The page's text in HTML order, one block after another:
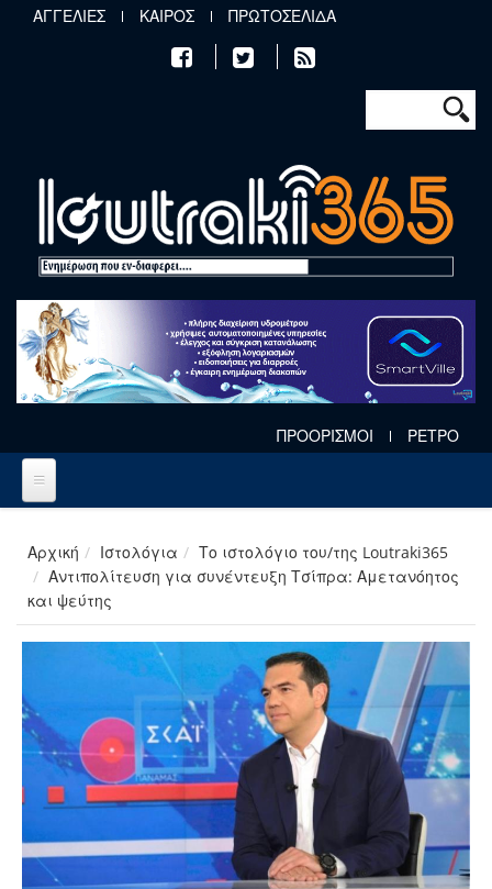
Παράκαμψη προς το κυρίως περιεχόμενο
ΑΓΓΕΛΙΕΣ ΚΑΙΡΟΣ ΠΡΩΤΟΣΕΛΙΔΑ
Φόρμα
Αναζήτηση
ΠΡΟΟΡΙΣΜΟΙ ΡΕΤΡΟ
Αρχική Ιστολόγια
Το ιστολόγιο του/της Loutraki365
Αντιπολίτευση για συνέντευξη Τσίπρα: Αμετανόητος
και ψεύτης